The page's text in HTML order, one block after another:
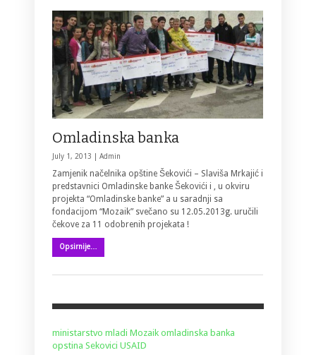
Omladinska banka
July 1, 2013 | Admin
Zamjenik načelnika opštine Šekovići – Slaviša Mrkajić i
predstavnici Omladinske banke Šekovići i , u okviru
projekta “Omladinske banke” a u saradnji sa
fondacijom “Mozaik” svečano su 12.05.2013g. uručili
čekove za 11 odobrenih projekata !
Opsirnije…
ministarstvo mladi Mozaik omladinska banka
opstina Sekovici USAID